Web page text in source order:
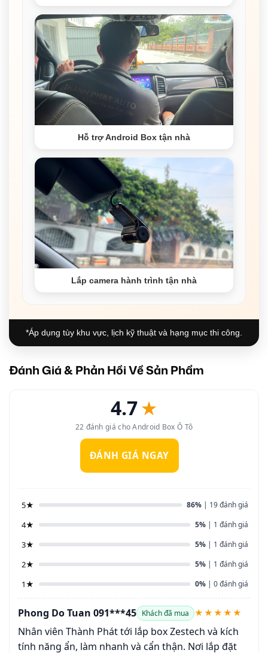
Hỗ trợ Android Box tận nhà
Lắp camera hành trình tận nhà
*Áp dụng tùy khu vực, lịch kỹ thuật và hạng mục thi công.
Đánh Giá & Phản Hồi Về Sản Phẩm
4.7★
22 đánh giá cho Android Box Ô Tô
ĐÁNH GIÁ NGAY
5★ 86% | 19 đánh giá
4★ 5% | 1 đánh giá
3★ 5% | 1 đánh giá
2★ 5% | 1 đánh giá
1★ 0% | 0 đánh giá
Phong Do Tuan 091***45 Khách đã mua ★★★★★
Nhân viên Thành Phát tới lắp box Zestech và kích
tính năng ẩn, làm nhanh và cẩn thận. Nơi lắp đặt